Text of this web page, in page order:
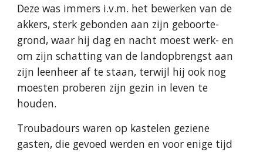
Deze was immers i.v.m. het bewerken van de
akkers, sterk gebonden aan zijn geboorte-
grond, waar hij dag en nacht moest werk- en
om zijn schatting van de landopbrengst aan
zijn leenheer af te staan, terwijl hij ook nog
moesten proberen zijn gezin in leven te
houden.
Troubadours waren op kastelen geziene
gasten, die gevoed werden en voor enige tijd